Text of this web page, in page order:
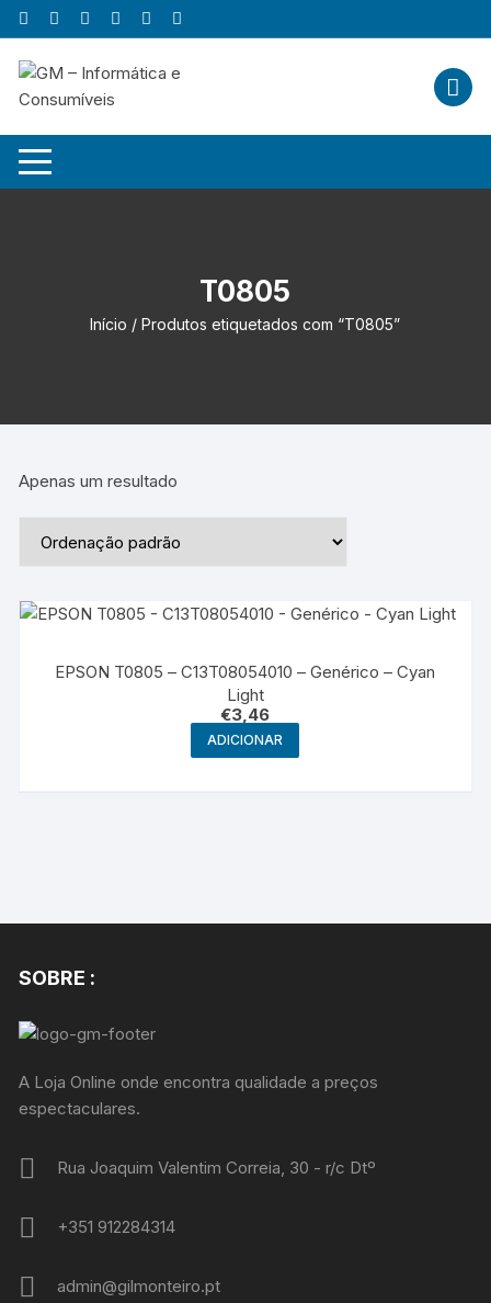
Skip
to
content
T0805
Início / Produtos etiquetados com “T0805”
Apenas um resultado
EPSON T0805 – C13T08054010 – Genérico – Cyan
Light
€3,46
ADICIONAR
SOBRE :
A Loja Online onde encontra qualidade a preços
espectaculares.
Rua Joaquim Valentim Correia, 30 - r/c Dtº
+351 912284314
admin@gilmonteiro.pt